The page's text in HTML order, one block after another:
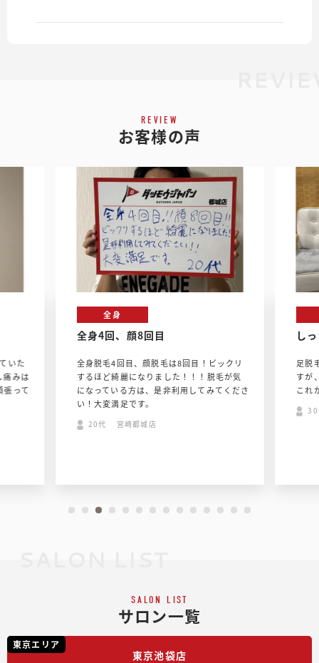
REVIEW
お客様の声
いた
痛みは
張って
全身
全身4回、顔8回目
全身脱毛4回目、顔脱毛は8回目！ビックリ
するほど綺麗になりました！！！脱毛が気
になっている方は、是非利用してみてくださ
い！大変満足です。
20代 宮崎都城店
し
足脱
すが
これ
SALON LIST
サロン一覧
東京エリア
東京池袋店